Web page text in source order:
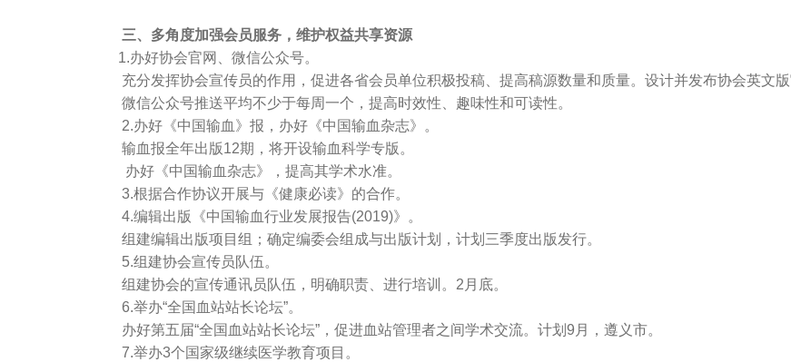
三、多角度加强会员服务，维护权益共享资源
1.办好协会官网、微信公众号。
充分发挥协会宣传员的作用，促进各省会员单位积极投稿、提高稿源数量和质量。设计并发布协会英文版
微信公众号推送平均不少于每周一个，提高时效性、趣味性和可读性。
2.办好《中国输血》报，办好《中国输血杂志》。
输血报全年出版12期，将开设输血科学专版。
办好《中国输血杂志》，提高其学术水准。
3.根据合作协议开展与《健康必读》的合作。
4.编辑出版《中国输血行业发展报告(2019)》。
组建编辑出版项目组；确定编委会组成与出版计划，计划三季度出版发行。
5.组建协会宣传员队伍。
组建协会的宣传通讯员队伍，明确职责、进行培训。2月底。
6.举办“全国血站站长论坛”。
办好第五届“全国血站站长论坛”，促进血站管理者之间学术交流。计划9月，遵义市。
7.举办3个国家级继续医学教育项目。